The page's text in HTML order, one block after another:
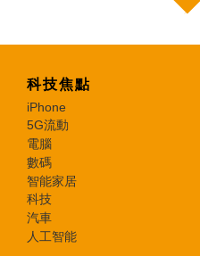
科技焦點
iPhone
5G流動
電腦
數碼
智能家居
科技
汽車
人工智能